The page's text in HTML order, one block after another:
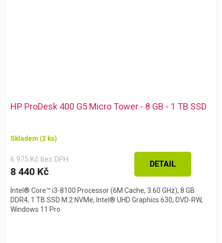
HP ProDesk 400 G5 Micro Tower - 8 GB - 1 TB SSD
Skladem(2 ks)
6 975 Kč bez DPH
8 440 Kč
DETAIL
Intel® Core™ i3-8100 Processor (6M Cache, 3.60 GHz), 8 GB
DDR4, 1 TB SSD M.2 NVMe, Intel® UHD Graphics 630, DVD-RW,
Windows 11 Pro